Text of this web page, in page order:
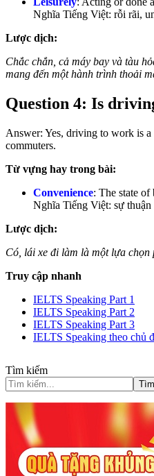
Nghĩa Tiếng Việt: rỗi rãi,
Lược dịch:
Chắc chắn, cả máy bay và tàu
mang đến một hành trình thoải
Question 4: Is
Answer: Yes, driving to work is
commuters.
Từ vựng hay trong bài:
Convenience: The state
Nghĩa Tiếng Việt: sự thuận
Lược dịch:
Có, lái xe đi làm là một lựa
Truy cập nhanh
IELTS Speaking Part 1
IELTS Speaking Part 2
IELTS Speaking Part 3
IELTS Speaking theo chủ
Tìm kiếm